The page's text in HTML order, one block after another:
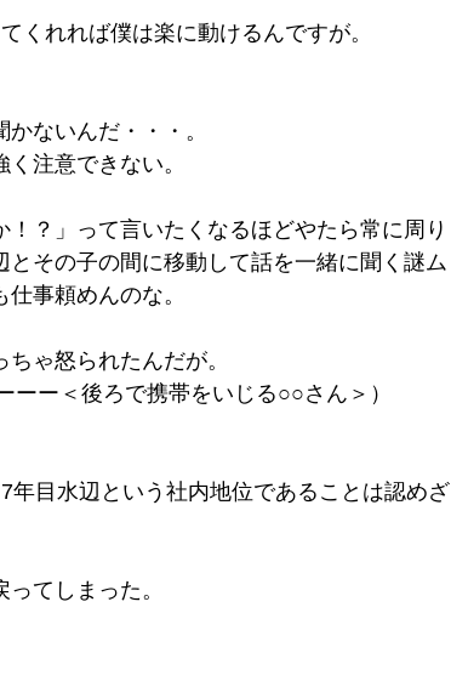
くれれば僕は楽に動けるんですが。
ないんだ・・・。
注意できない。
？」って言いたくなるほどやたら常に周り
その子の間に移動して話を一緒に聞く謎ム
事頼めんのな。
ゃ怒られたんだが。
ーー＜後ろで携帯をいじる○○さん＞）
目水辺という社内地位であることは認めざ
てしまった。